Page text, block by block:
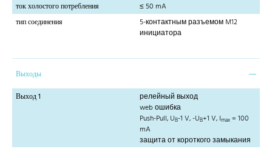
ток холостого потребления
≤ 50 mA
тип соединения
5-контактным разъемом M12
инициатора
Выходы
Выход 1
релейный выход
web ошибка
Push-Pull, UB-1 V, -UB+1 V, Imax = 100
mA
защита от короткого замыкания